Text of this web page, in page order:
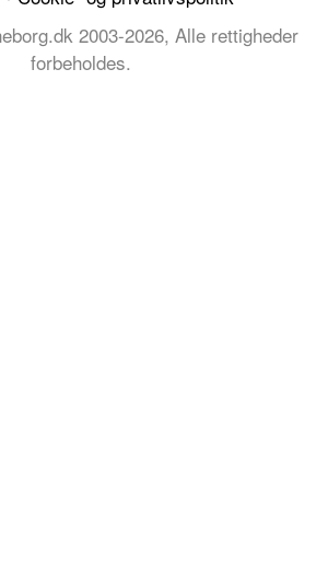
2003-2026, Alle rettigheder
forbeholdes.